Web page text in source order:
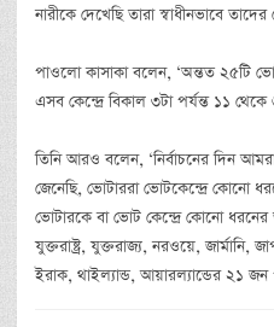
নারীকে দেখেছি তারা স্বাধীনভাবে
পাওলো কাসাকা বলেন, ‘অন্তত ২৫টি
এসব কেন্দ্রে বিকাল ৩টা পর্যন্ত ১১
তিনি আরও বলেন, ‘নির্বাচনের দিন
জেনেছি, ভোটাররা ভোটকেন্দ্রে কোনো
ভোটারকে বা ভোট কেন্দ্রে কোনো ধরনের
যুক্তরাষ্ট্র, যুক্তরাজ্য, নরওয়ে, জার্মানি,
ইরাক, থাইল্যান্ড, আয়ারল্যান্ডের ২১